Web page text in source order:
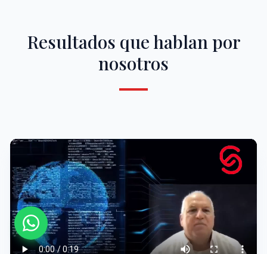
Resultados que hablan por
nosotros